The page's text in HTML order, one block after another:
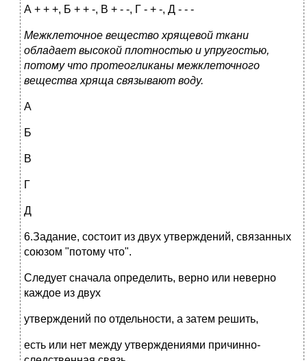
А + + +, Б + + -, В + - -, Г - + -, Д - - -
Межклеточное вещество хрящевой ткани
обладает высокой плотностью и упругостью,
потому что протеогликаны межклеточного
вещества хряща связывают воду.
А
Б
В
Г
Д
6.Задание, состоит из двух утверждений, связанных
союзом "потому что".
Следует сначала определить, верно или неверно
каждое из двух
утверждений по отдельности, а затем решить,
есть или нет между утверждениями причинно-